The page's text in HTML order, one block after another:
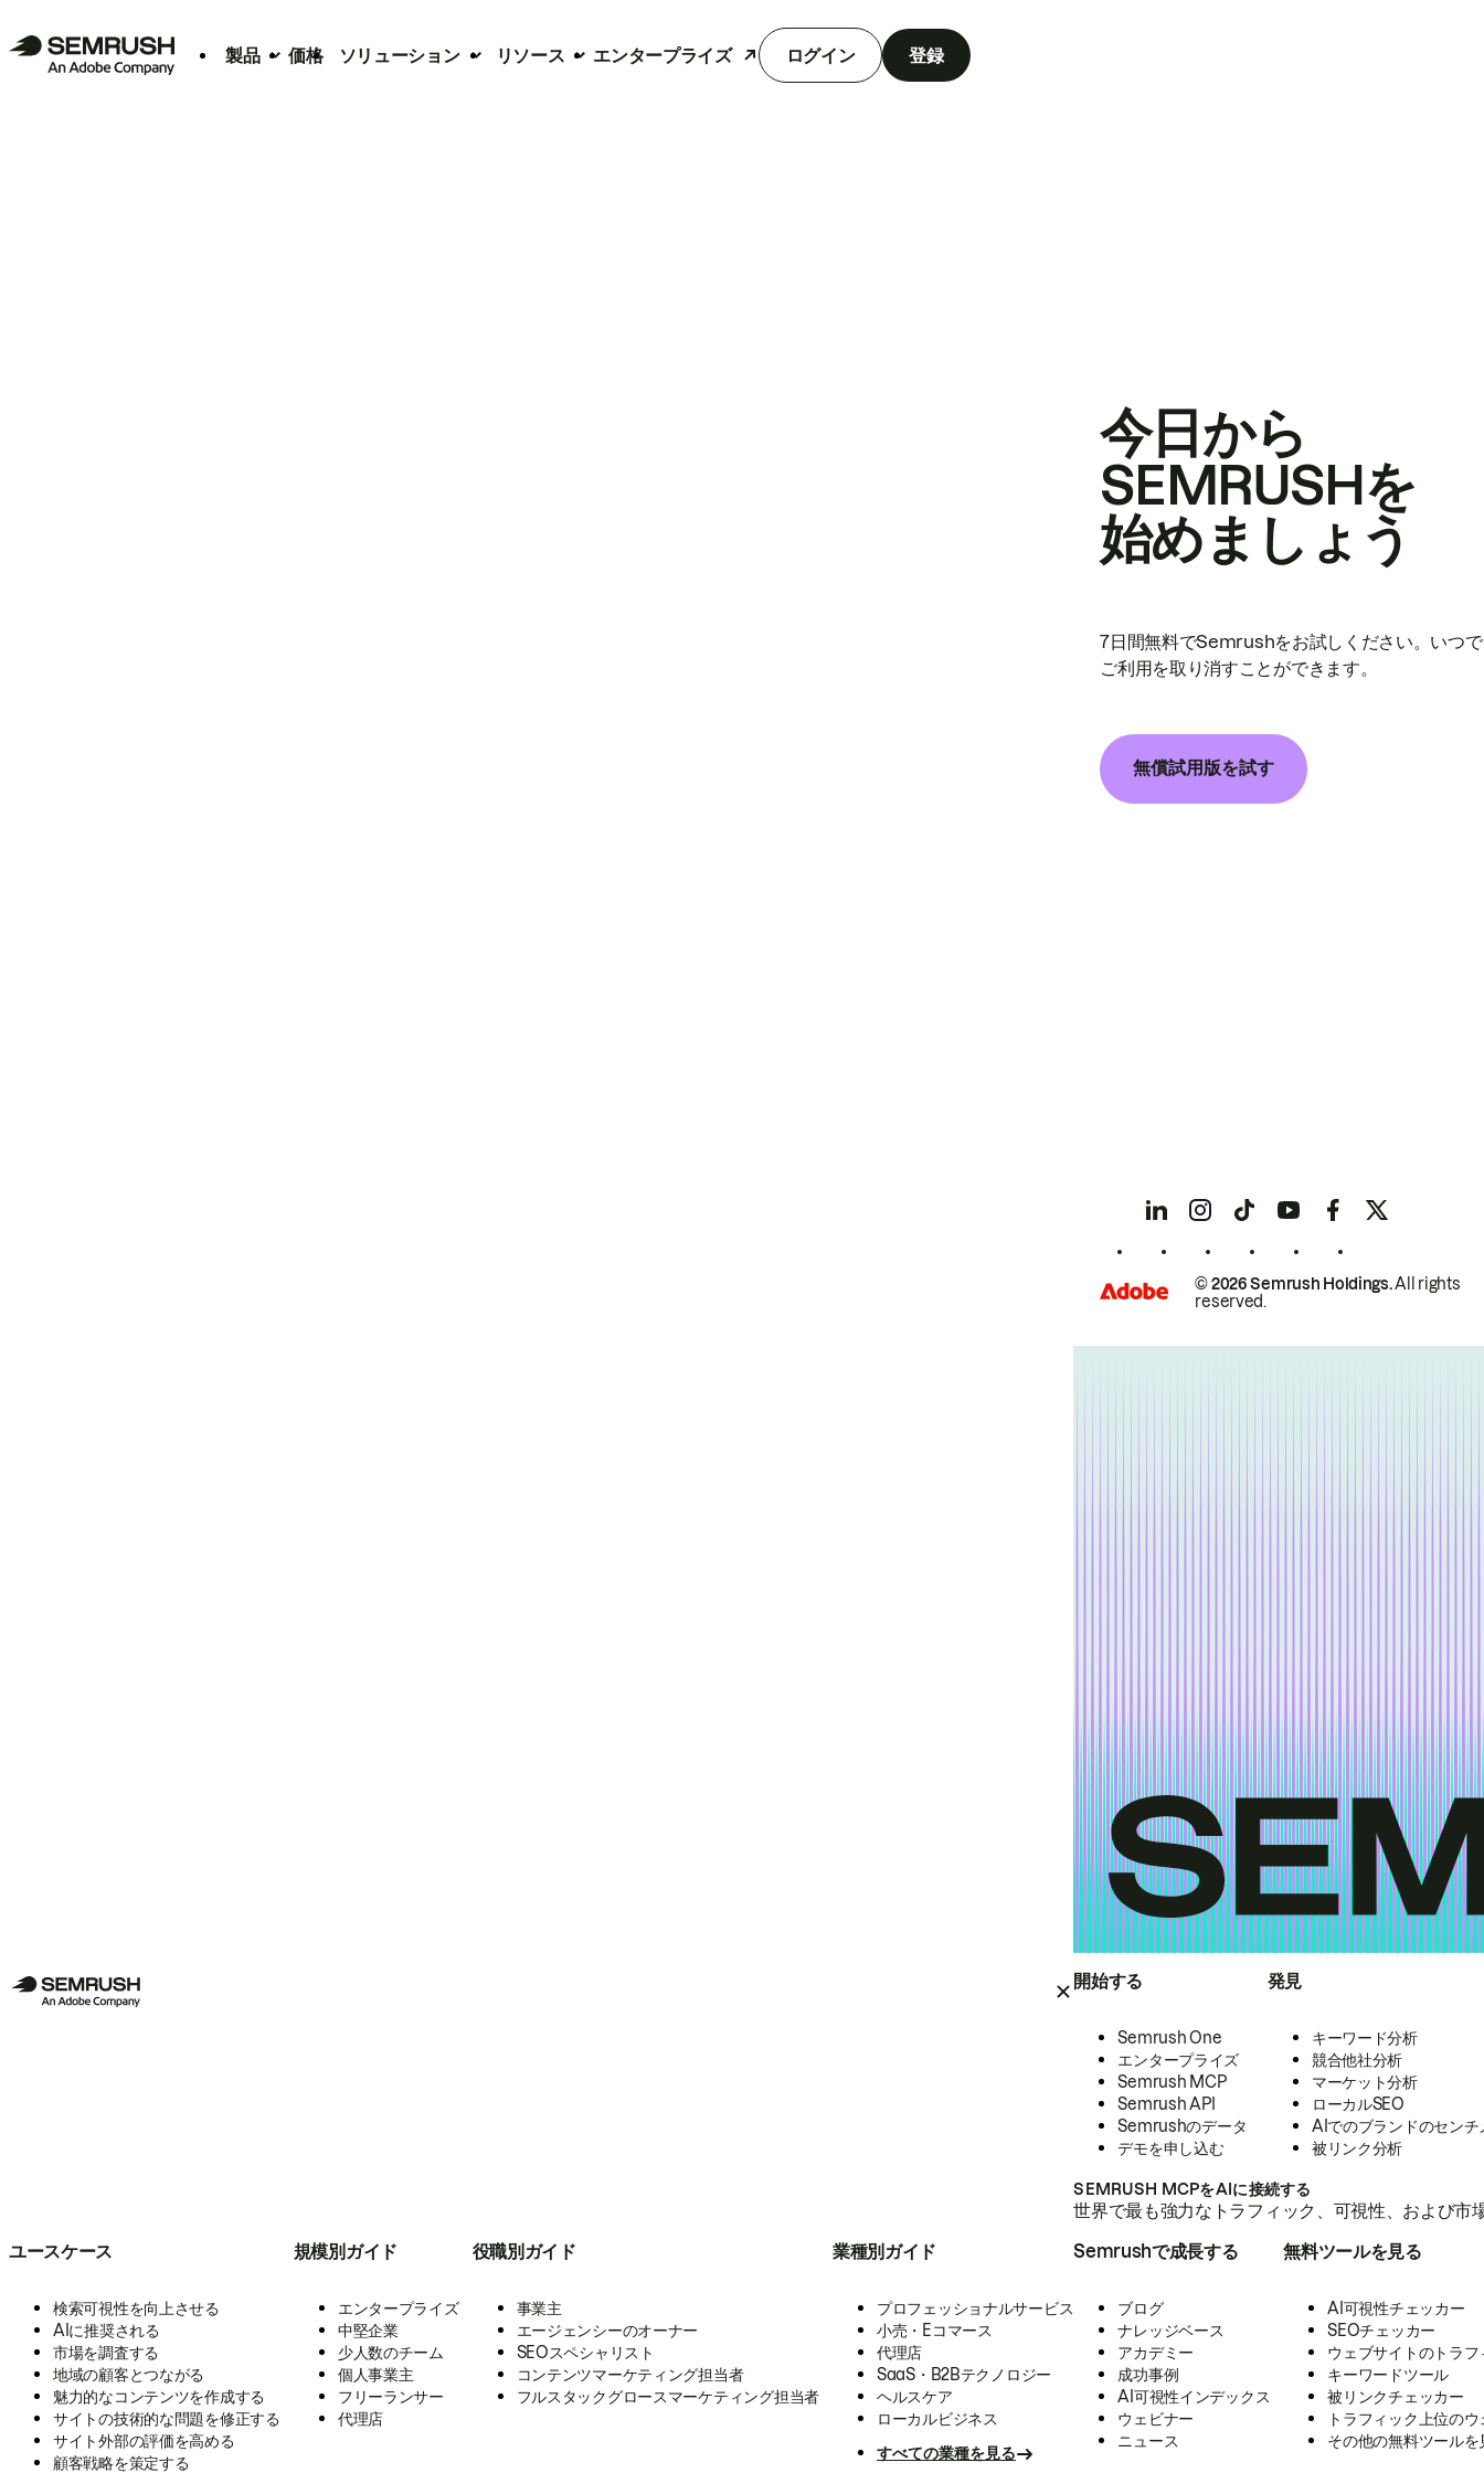
製品 価格 ソリューション リソース エンタープライズ ログイン 登録
開始する
Semrush One
エンタープライズ
Semrush MCP
Semrush API
Semrushのデータ
デモを申し込む
発見
キーワード分析
競合他社分析
マーケット分析
ローカルSEO
AIでのブランドのセンチ
被リンク分析
SEMRUSH MCPをAIに接続する
世界で最も強力なトラフィック、可視性、および
ユースケース
検索可視性を向上させる
AIに推奨される
市場を調査する
地域の顧客とつながる
魅力的なコンテンツを作成する
サイトの技術的な問題を修正する
サイト外部の評価を高める
顧客戦略を策定する
規模別ガイド
エンタープライズ
中堅企業
少人数のチーム
個人事業主
フリーランサー
代理店
役職別ガイド
事業主
エージェンシーのオーナー
SEOスペシャリスト
コンテンツマーケティング担当者
フルスタックグロースマーケティング担当者
業種別ガイド
プロフェッショナルサービス
小売・Eコマース
代理店
SaaS・B2Bテクノロジー
ヘルスケア
ローカルビジネス
すべての業種を見る
Semrushで成長する
ブログ
ナレッジベース
アカデミー
成功事例
AI可視性インデックス
ウェビナー
ニュース
無料ツールを見る
AI可視性チェッカー
SEOチェッカー
ウェブサイトのトラ
キーワードツール
被リンクチェッカー
トラフィック上位の
その他の無料ツールを
今日から
SEMRUSHを
始めましょう
7日間無料でSemrushをお試しください。いつ
ご利用を取り消すことができます。
無償試用版を試す
© 2026 Semrush Holdings.All rights
reserved.